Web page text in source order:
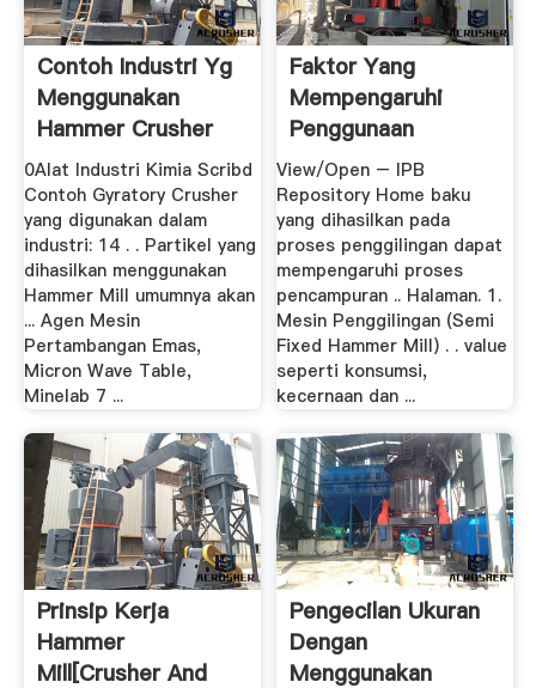
Contoh Industri Yg
Menggunakan
Hammer Crusher
0Alat Industri Kimia Scribd
Contoh Gyratory Crusher
yang digunakan dalam
industri: 14 . . Partikel yang
dihasilkan menggunakan
Hammer Mill umumnya akan
... Agen Mesin
Pertambangan Emas,
Micron Wave Table,
Minelab 7 ...
Faktor Yang
Mempengaruhi
Penggunaan
Hammer Mill
View/Open – IPB
Repository Home baku
yang dihasilkan pada
proses penggilingan dapat
mempengaruhi proses
pencampuran .. Halaman. 1.
Mesin Penggilingan (Semi
Fixed Hammer Mill) . . value
seperti konsumsi,
kecernaan dan ...
Prinsip Kerja
Hammer
Mill[crusher And
Pengecilan Ukuran
Dengan
Menggunakan